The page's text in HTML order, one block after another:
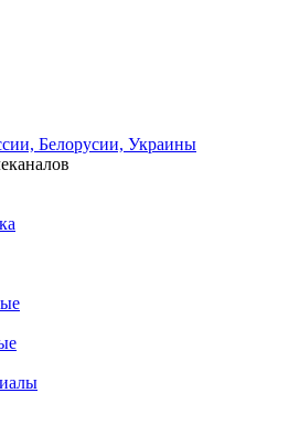
Белорусии, Украины